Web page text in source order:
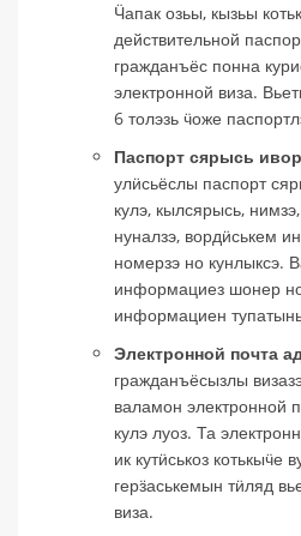
Ӵапак озьы, кызьы
действительной
гражданъёс понна
электронной виза.
6 толэзь ӵоже
Паспорт сярысь
улӥсьёслы паспорт
кулэ, кылсярысь,
нуналзэ, вордӥськем
номерзэ но кунлыксэ.
информациез шонер
информациен
Электронной почта
гражданъёсызлы
валамон электронной
кулэ луоз. Та
ик кутӥськоз котькыӵе
герӟаськемын тӥляд
виза.